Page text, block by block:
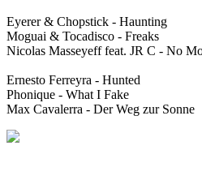
Eyerer & Chopstick - Haunting
Moguai & Tocadisco - Freaks
Nicolas Masseyeff feat. JR C - No
Ernesto Ferreyra - Hunted
Phonique - What I Fake
Max Cavalerra - Der Weg zur Sonne